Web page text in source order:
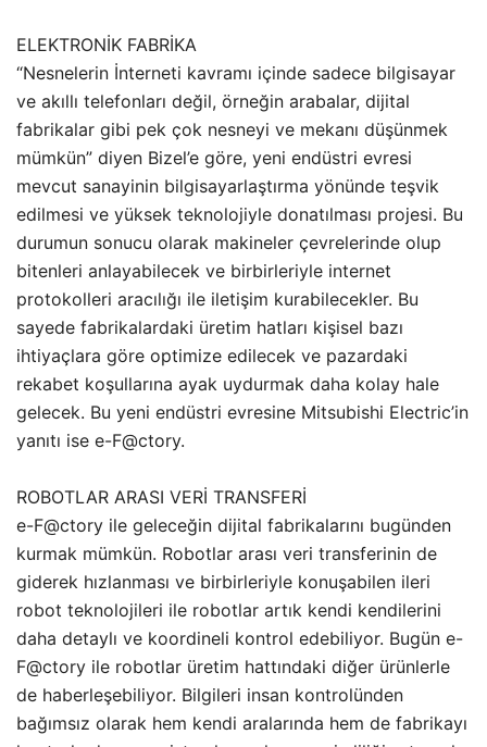
ELEKTRONİK FABRİKA
“Nesnelerin İnterneti kavramı içinde sadece bilgisayar
ve akıllı telefonları değil, örneğin arabalar, dijital
fabrikalar gibi pek çok nesneyi ve mekanı düşünmek
mümkün” diyen Bizel’e göre, yeni endüstri evresi
mevcut sanayinin bilgisayarlaştırma yönünde teşvik
edilmesi ve yüksek teknolojiyle donatılması projesi. Bu
durumun sonucu olarak makineler çevrelerinde olup
bitenleri anlayabilecek ve birbirleriyle internet
protokolleri aracılığı ile iletişim kurabilecekler. Bu
sayede fabrikalardaki üretim hatları kişisel bazı
ihtiyaçlara göre optimize edilecek ve pazardaki
rekabet koşullarına ayak uydurmak daha kolay hale
gelecek. Bu yeni endüstri evresine Mitsubishi Electric’in
yanıtı ise e-F@ctory.
ROBOTLAR ARASI VERİ TRANSFERİ
e-F@ctory ile geleceğin dijital fabrikalarını bugünden
kurmak mümkün. Robotlar arası veri transferinin de
giderek hızlanması ve birbirleriyle konuşabilen ileri
robot teknolojileri ile robotlar artık kendi kendilerini
daha detaylı ve koordineli kontrol edebiliyor. Bugün e-
F@ctory ile robotlar üretim hattındaki diğer ürünlerle
de haberleşebiliyor. Bilgileri insan kontrolünden
bağımsız olarak hem kendi aralarında hem de fabrikayı